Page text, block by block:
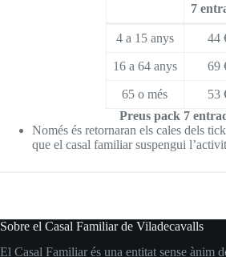
7
4 a 15 anys 44
16 a 64 anys 69
65 o més
53
Preus pack 7
Només és retornaran els cales dels
que el casal familiar suspengui
Sobre el Casal Familiar de Viladecavalls
El Casal Familiar és una entitat sense ànim